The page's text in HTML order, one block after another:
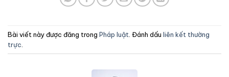
Bài viết này được đăng trong Pháp luật . Đánh dấu liên kết thường
trực